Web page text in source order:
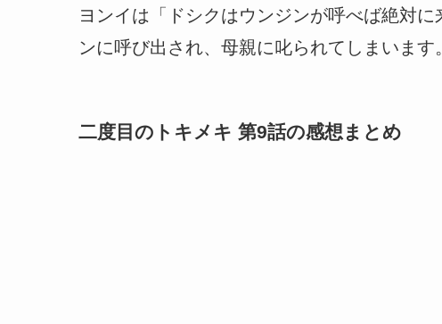
ヨンイは「ドシクはウンジンが呼べば絶対
ンに呼び出され、母親に叱られてしまいます。
二度目のトキメキ 第9話の感想まとめ